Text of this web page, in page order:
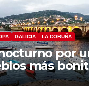
GALICIA LA CORUÑA
por
más